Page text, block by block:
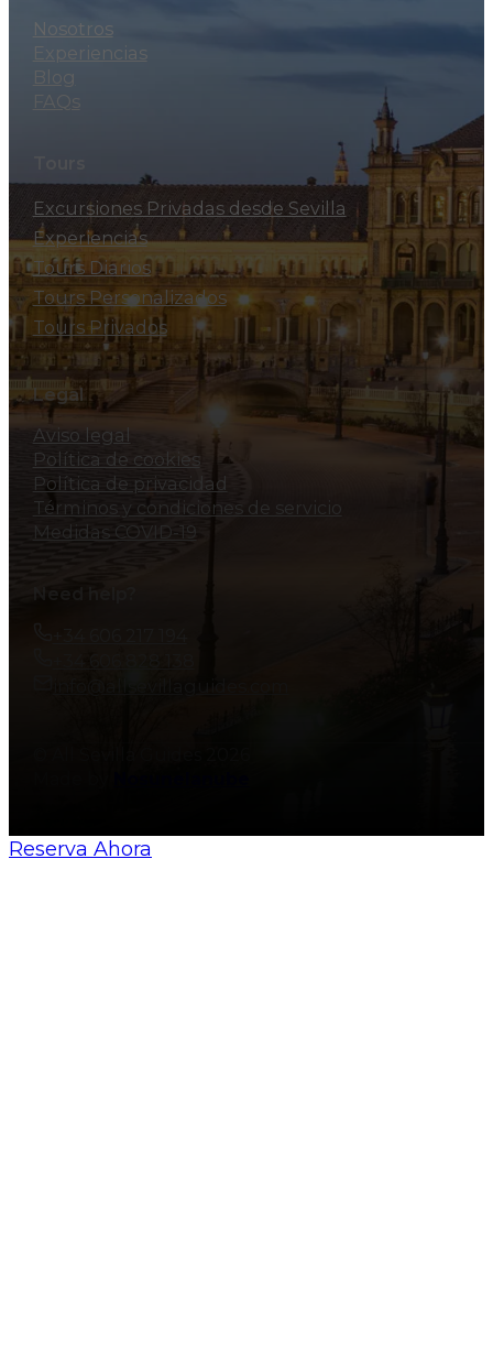
Nosotros
Experiencias
Blog
FAQs
Excursiones Privadas desde Sevilla
Experiencias
Tours Diarios
Tours Personalizados
Tours Privados
Legal
Aviso legal
Política de cookies
Política de privacidad
Términos y condiciones de servicio
Medidas COVID-19
Reserva Ahora